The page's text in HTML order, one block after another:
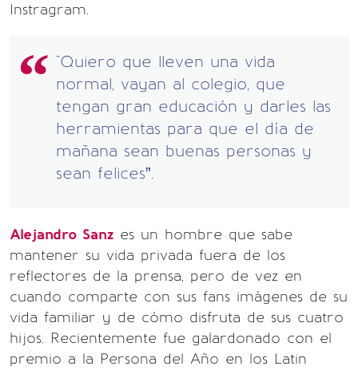
Instragram.
"Quiero que lleven una vida
normal, vayan al colegio, que
tengan gran educación y darles las
herramientas para que el día de
mañana sean buenas personas y
sean felices”.
Alejandro Sanz es un hombre que sabe
mantener su vida privada fuera de los
reflectores de la prensa, pero de vez en
cuando comparte con sus fans imágenes de su
vida familiar y de cómo disfruta de sus cuatro
hijos. Recientemente fue galardonado con el
premio a la Persona del Año en los Latin